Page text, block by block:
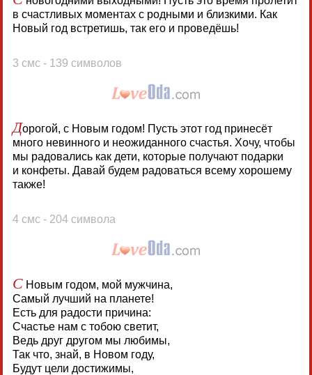
в счастливых моментах с родными и близкими. Как
Новый год встретишь, так его и проведёшь!
3 смс - 139 символов
Дорогой, с Новым годом! Пусть этот год принесёт
много невинного и неожиданного счастья. Хочу, чтобы
мы радовались как дети, которые получают подарки
и конфеты. Давай будем радоваться всему хорошему
также!
4 смс - 204 символа
СНовым годом, мой мужчина,
Самый лучший на планете!
Есть для радости причина:
Счастье нам с тобою светит,
Ведь друг другом мы любимы,
Так что, знай, в Новом году,
Будут цели достижимы,